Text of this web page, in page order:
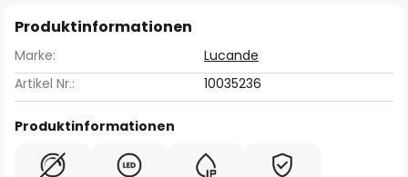
Produktinformationen
Marke:
Lucande
Artikel Nr.:
10035236
Produktinformationen